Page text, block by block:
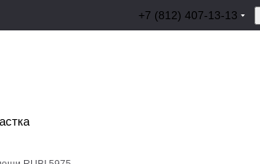
+7 (812) 407-13-13